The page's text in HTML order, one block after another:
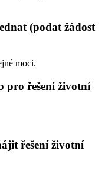
(podat žádost
moci.
pro řešení životní
řešení životní